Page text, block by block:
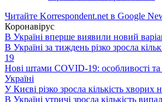
Читайте Korrespondent.net в Google
Коронавірус
В Україні вперше виявили новий
В Україні за тиждень різко зросла
19
Нові штами COVID-19: особливості та
Україні
У Києві різко зросла кількість хворих
В Україні утричі зросла кількість